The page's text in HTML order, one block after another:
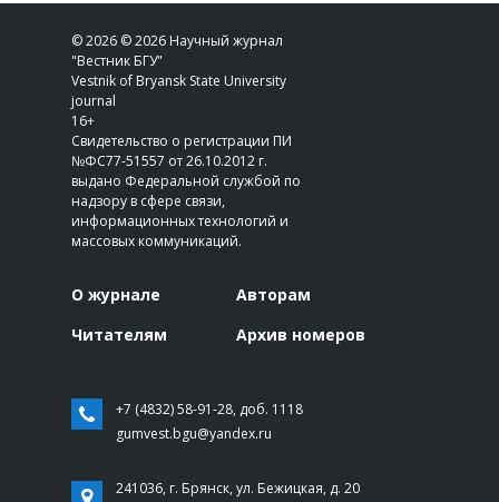
© 2026 © 2026 Научный журнал
"Вестник БГУ"
Vestnik of Bryansk State University
journal
16+
Свидетельство о регистрации ПИ
№ФС77-51557 от 26.10.2012 г.
выдано Федеральной службой по
надзору в сфере связи,
информационных технологий и
массовых коммуникаций.
О журнале
Авторам
Читателям
Архив номеров
+7 (4832) 58-91-28, доб. 1118
gumvest.bgu@yandex.ru
241036, г. Брянск, ул. Бежицкая, д. 20